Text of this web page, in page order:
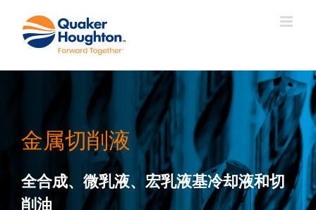
金属切削液
全合成、微乳液、宏乳液基冷却液和切
削油